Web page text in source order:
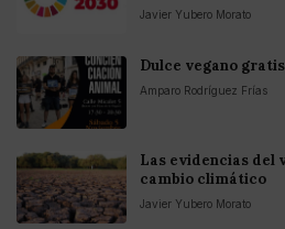
Javier Yubero Morato
Dulce vegano
Amparo Rodríguez Frías
Las evidencias del
cambio climático
Javier Yubero Morato